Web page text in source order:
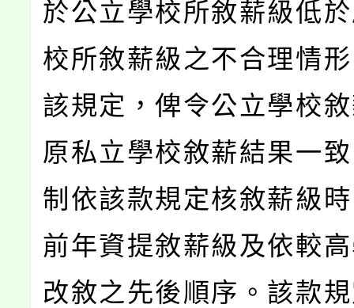
於公立學校所敘薪級低
校所敘薪級之不合理情
該規定，俾令公立學校
原私立學校敘薪結果一
制依該款規定核敘薪級
前年資提敘薪級及依較
改敘之先後順序。該款